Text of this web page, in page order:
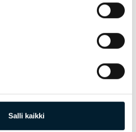
Salli kaikki
— miten Go On ja